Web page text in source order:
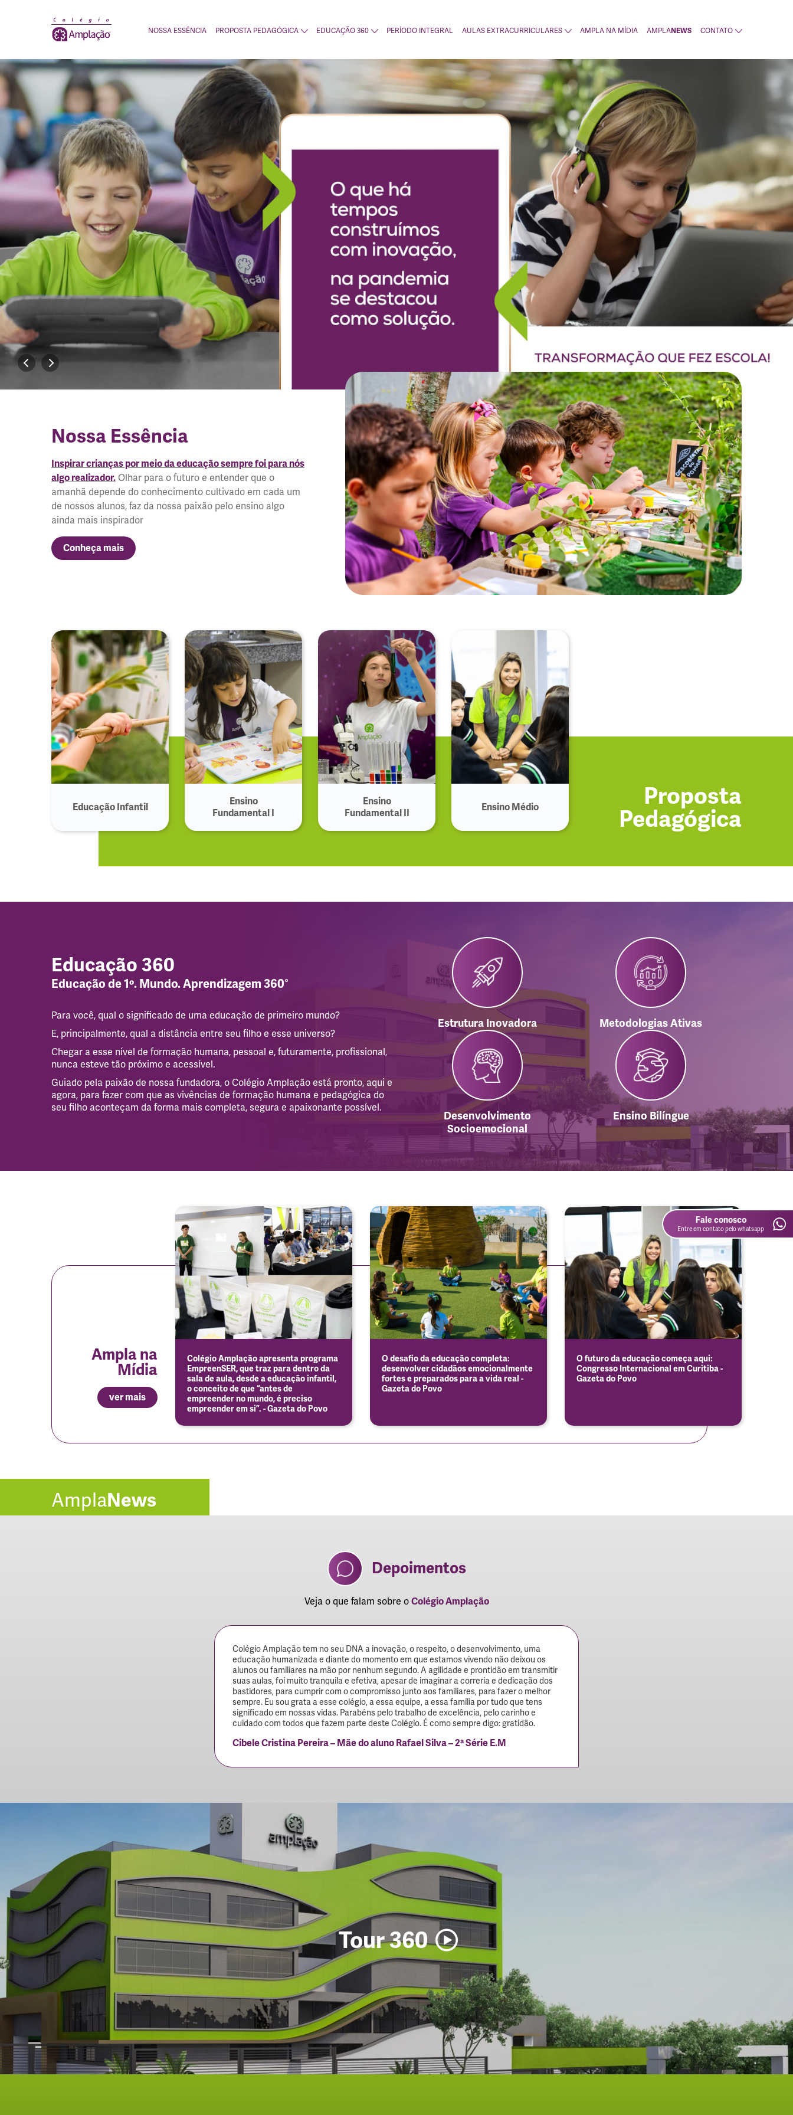
NOSSA ESSÊNCIA PROPOSTA PEDAGÓGICA EDUCAÇÃO 360 PERÍODO INTEGRAL AULAS EXTRACURRICULARES AMPLA NA MÍDIA AMPLANEWS CONTATO
Nossa Essência
Inspirar crianças por meio da educação sempre foi para nós
algo realizador. Olhar para o futuro e entender que o
amanhã depende do conhecimento cultivado em cada um
de nossos alunos, faz da nossa paixão pelo ensino algo
ainda mais inspirador
Conheça mais
Educação Infantil
Ensino
Fundamental I
Ensino
Fundamental II
Ensino Médio
Proposta
Pedagógica
Educação 360
Educação de 1º. Mundo. Aprendizagem 360°
Para você, qual o significado de uma educação de primeiro mundo?
E, principalmente, qual a distância entre seu filho e esse universo?
Chegar a esse nível de formação humana, pessoal e, futuramente, profissional,
nunca esteve tão próximo e acessível.
Guiado pela paixão de nossa fundadora, o Colégio Amplação está pronto, aqui e
agora, para fazer com que as vivências de formação humana e pedagógica do
seu filho aconteçam da forma mais completa, segura e apaixonante possível.
Estrutura Inovadora Metodologias Ativas
Desenvolvimento
Socioemocional
Ensino Bilíngue
Ampla na
Mídia
ver mais
Colégio Amplação apresenta programa
EmpreenSER, que traz para dentro da
sala de aula, desde a educação infantil,
o conceito de que “antes de
empreender no mundo, é preciso
empreender em si”. - Gazeta do Povo
O desafio da educação completa:
desenvolver cidadãos emocionalmente
fortes e preparados para a vida real -
Gazeta do Povo
O futuro da educação começa aqui:
Congresso Internacional em Curitiba -
Gazeta do Povo
AmplaNews
Depoimentos
Veja o que falam sobre o Colégio Amplação
Colégio Amplação tem no seu DNA a inovação, o respeito, o desenvolvimento, uma
educação humanizada e diante do momento em que estamos vivendo não deixou os
alunos ou familiares na mão por nenhum segundo. A agilidade e prontidão em transmitir
suas aulas, foi muito tranquila e efetiva, apesar de imaginar a correria e dedicação dos
bastidores, para cumprir com o compromisso junto aos familiares, para fazer o melhor
sempre. Eu sou grata a esse colégio, a essa equipe, a essa família por tudo que tens
significado em nossas vidas. Parabéns pelo trabalho de excelência, pelo carinho e
cuidado com todos que fazem parte deste Colégio. É como sempre digo: gratidão.
Cibele Cristina Pereira – Mãe do aluno Rafael Silva – 2ª Série E.M
Tour 360
Fale conosco
Entre em contato pelo whatsapp